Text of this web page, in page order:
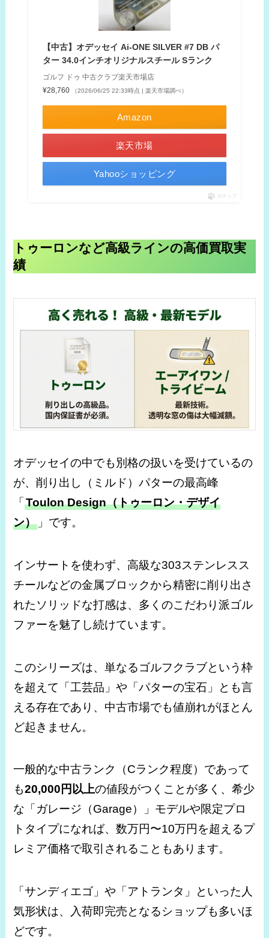
【中古】オデッセイ Ai-ONE SILVER #7 DB パ
ター 34.0インチオリジナルスチール Sランク
ゴルフ ドゥ 中古クラブ楽天市場店
¥28,760
（2026/06/25 22:33時点 | 楽天市場調べ）
Amazon
楽天市場
Yahooショッピング
ポチップ
トゥーロンなど高級ラインの高価買取実
績
オデッセイの中でも別格の扱いを受けているの
が、削り出し（ミルド）パターの最高峰
「Toulon Design（トゥーロン・デザイ
ン） 」 です。
インサートを使わず、高級な303ステンレスス
チールなどの金属ブロックから精密に削り出さ
れたソリッドな打感は、多くのこだわり派ゴル
ファーを魅了し続けています。
このシリーズは、単なるゴルフクラブという枠
を超えて「工芸品」や「パターの宝石」とも言
える存在であり、中古市場でも値崩れがほとん
ど起きません。
一般的な中古ランク（Cランク程度）であって
も20,000円以上の値段がつくことが多く、希少
な「ガレージ（Garage）」モデルや限定プロ
トタイプになれば、数万円〜10万円を超えるプ
レミア価格で取引されることもあります。
「サンディエゴ」や「アトランタ」といった人
気形状は、入荷即完売となるショップも多いほ
どです。